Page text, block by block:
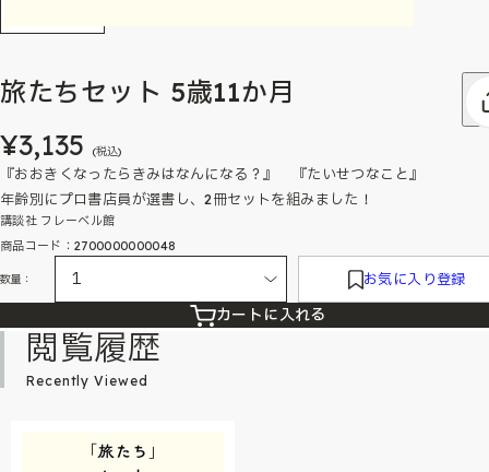
旅たちセット 5歳11か月
¥3,135 (税込)
『おおきくなったらきみはなんになる？』 『たいせつなこと』
年齢別にプロ書店員が選書し、2冊セットを組みました！
講談社 フレーベル館
商品コード：2700000000048
数量： お気に入り登録
カートに入れる
閲覧履歴
Recently Viewed